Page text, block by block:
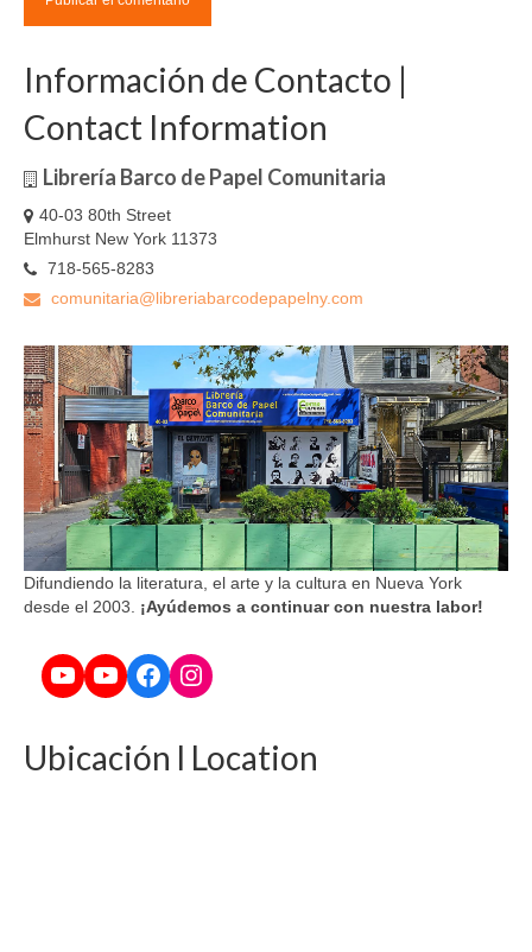
Información de Contacto |
Contact Information
Librería Barco de Papel Comunitaria
40-03 80th Street
Elmhurst New York 11373
718-565-8283
comunitaria@libreriabarcodepapelny.com
Difundiendo la literatura, el arte y la cultura en Nueva York
desde el 2003. ¡Ayúdemos a continuar con nuestra labor!
YouTube
YouTube
Facebook
Instagram
Ubicación l Location